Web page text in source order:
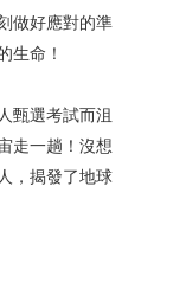
做好應對的準
生命！
甄選考試而沮
走一趟！沒想
，揭發了地球